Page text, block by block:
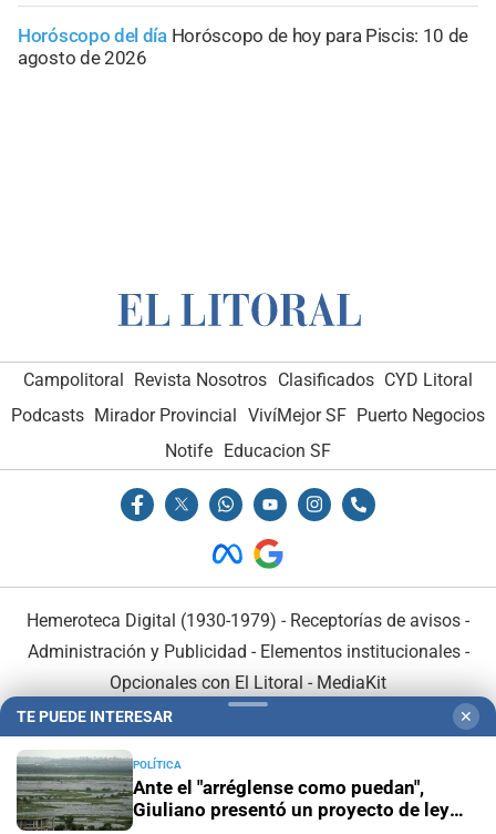
Horóscopo del día Horóscopo de hoy para Piscis: 10 de
agosto de 2026
Campolitoral Revista Nosotros Clasificados CYD Litoral
Podcasts Mirador Provincial VivíMejor SF Puerto Negocios
Notife Educacion SF
Hemeroteca Digital (1930-1979) - Receptorías de avisos -
Administración y Publicidad - Elementos institucionales-
Opcionales con El Litoral - MediaKit
TE PUEDE INTERESAR ✕
POLÍTICA
Ante el "arréglense como puedan",
Giuliano presentó un proyecto de ley